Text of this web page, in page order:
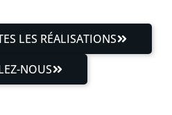
LES RÉALISATIONS
NOUS